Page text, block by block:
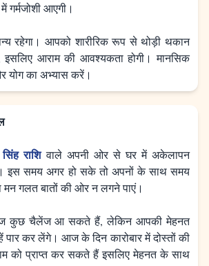
आएगी।
रहेगा। आपको शारीरिक रूप से थोड़ी थकान
आराम की आवश्यकता होगी। मानसिक
योग का अभ्यास करें।
सिंह राशिवाले अपनी ओर से घर में अकेलापन
समय अगर हो सके तो अपनों के साथ समय
गलत बातों की ओर न लगने पाएं।
कुछ चैलेंज आ सकते हैं, लेकिन आपकी मेहनत
पार कर लेंगे। आज के दिन कारोबार में दोस्तों की
को प्राप्त कर सकते हैं इसलिए मेहनत के साथ